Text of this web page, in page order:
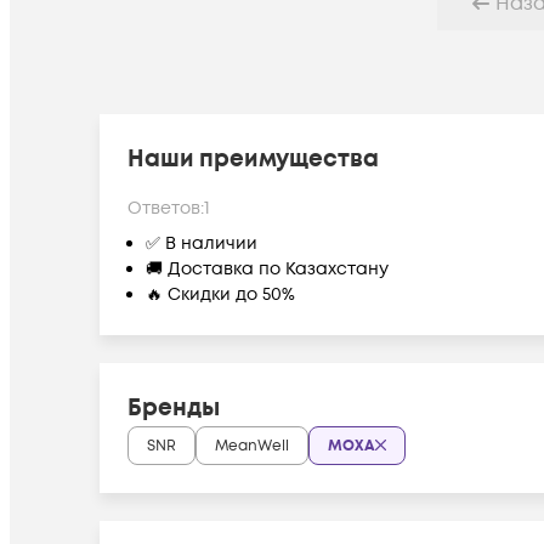
Наши преимущества
Ответов:1
✅ В наличии
🚚 Доставка по Казахстану
🔥 Скидки до 50%
Бренды
SNR MeanWell MOXA